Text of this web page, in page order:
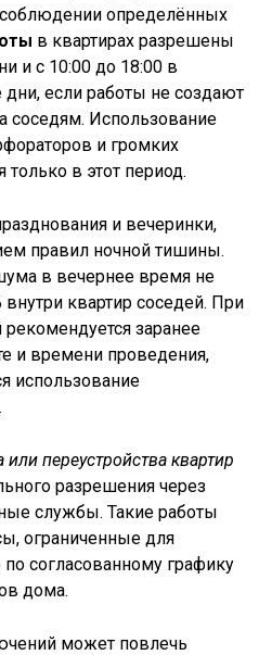
определённых
в квартирах разрешены
и с 10:00 до 18:00 в
если работы не создают
соседям. Использование
и громких
только в этот период.
и вечеринки,
правил ночной тишины.
в вечернее время не
квартир соседей. При
заранее
и времени проведения,
использование
переустройства квартир
разрешения через
службы. Такие работы
ограниченные для
согласованному графику
дома.
может повлечь